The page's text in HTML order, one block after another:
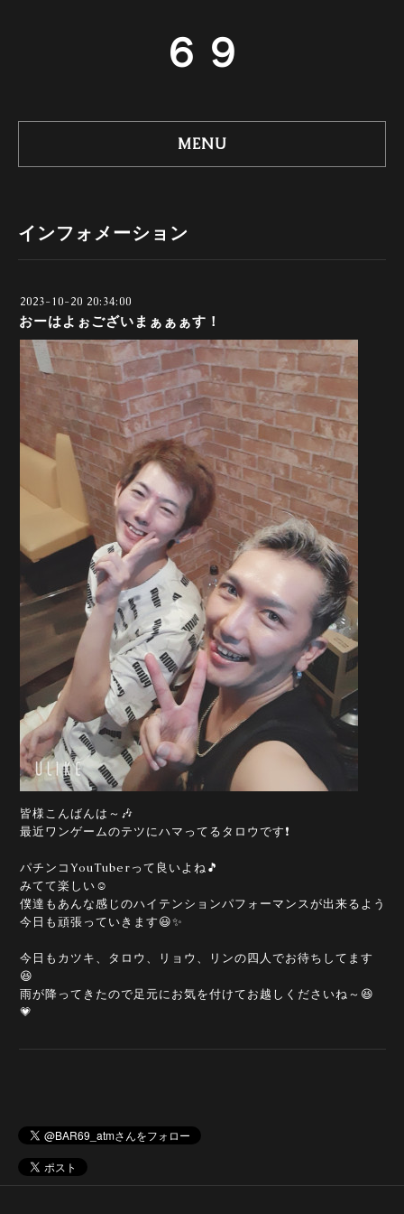
６９
MENU
インフォメーション
2023-10-20 20:34:00
おーはよぉございまぁぁぁす！
皆様こんばんは～🎶
最近ワンゲームのテツにハマってるタロウです❗
パチンコYouTuberって良いよね🎵
みてて楽しい☺️
僕達もあんな感じのハイテンションパフォーマンスが出来るよう
今日も頑張っていきます😃✨
今日もカツキ、タロウ、リョウ、リンの四人でお待ちしてます
😆
雨が降ってきたので足元にお気を付けてお越しくださいね～😆
💗